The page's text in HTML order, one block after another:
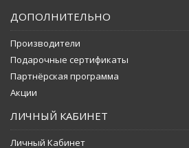
ДОПОЛНИТЕЛЬНО
Производители
Подарочные сертификаты
Партнёрская программа
Акции
ЛИЧНЫЙ КАБИНЕТ
Личный Кабинет